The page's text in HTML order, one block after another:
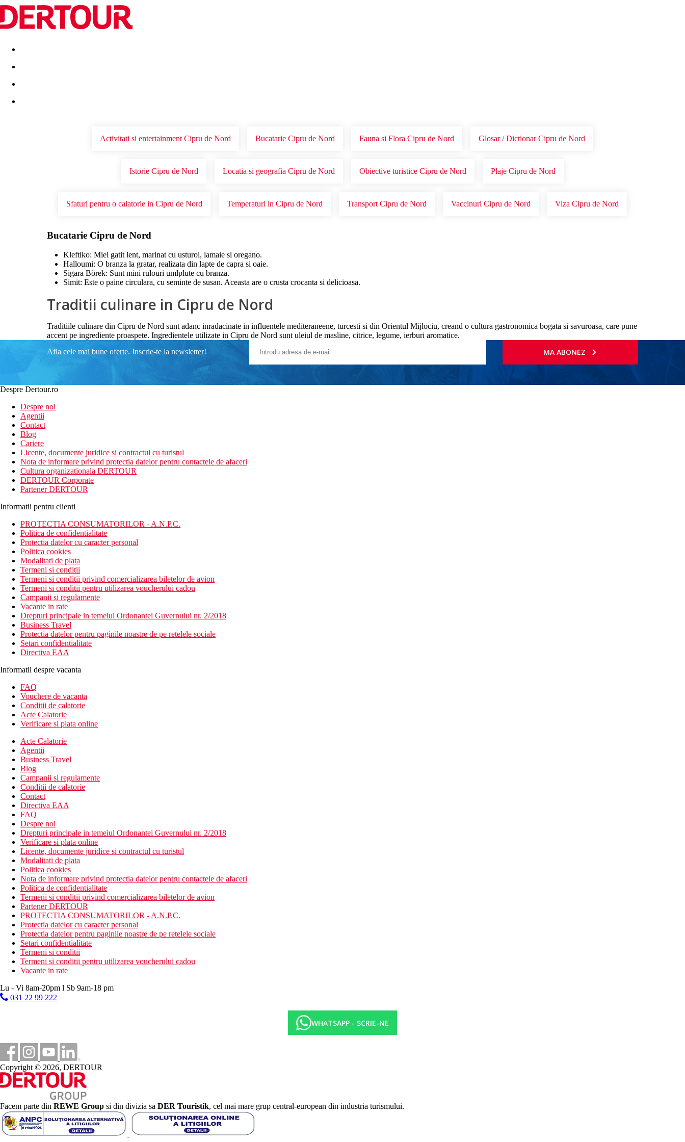
Destinatii Vacanta perfecta OFERTE DE NERATAT
Activitati si entertainment Cipru de Nord Bucatarie Cipru de Nord Fauna si Flora Cipru de Nord Glosar / Dictionar Cipru de Nord
Istorie Cipru de Nord Locatia si geografia Cipru de Nord Obiective turistice Cipru de Nord Plaje Cipru de Nord
Sfaturi pentru o calatorie in Cipru de Nord Temperaturi in Cipru de Nord Transport Cipru de Nord Vaccinuri Cipru de Nord Viza Cipru de Nord
Bucatarie Cipru de Nord
Kleftiko: Miel gatit lent, marinat cu usturoi, lamaie si oregano.
Halloumi: O branza la gratar, realizata din lapte de capra si oaie.
Sigara Börek: Sunt mini rulouri umlplute cu branza.
Simit: Este o paine circulara, cu seminte de susan. Aceasta are o crusta crocanta si delicioasa.
Traditii culinare in Cipru de Nord
Traditiile culinare din Cipru de Nord sunt adanc inradacinate in influentele mediteraneene, turcesti si din Orientul Mijlociu, creand o cultura gastronomica bogata si savuroasa, care pune
accent pe ingrediente proaspete. Ingredientele utilizate in Cipru de Nord sunt uleiul de masline, citrice, legume, ierburi aromatice.
Afla cele mai bune oferte. Inscrie-te la newsletter!
MA ABONEZ
Despre Dertour.ro
Despre noi
Agentii
Contact
Blog
Cariere
Licente, documente juridice si contractul cu turistul
Nota de informare privind protectia datelor pentru contactele de afaceri
Cultura organizationala DERTOUR
DERTOUR Corporate
Partener DERTOUR
Informatii pentru clienti
PROTECTIA CONSUMATORILOR - A.N.P.C.
Politica de confidentialitate
Protectia datelor cu caracter personal
Politica cookies
Modalitati de plata
Termeni si conditii
Termeni si conditii privind comercializarea biletelor de avion
Termeni si conditii pentru utilizarea voucherului cadou
Campanii si regulamente
Vacante in rate
Drepturi principale in temeiul Ordonantei Guvernului nr. 2/2018
Business Travel
Protectia datelor pentru paginile noastre de pe retelele sociale
Setari confidentialitate
Directiva EAA
Informatii despre vacanta
FAQ
Vouchere de vacanta
Conditii de calatorie
Acte Calatorie
Verificare si plata online
Acte Calatorie
Agentii
Business Travel
Blog
Campanii si regulamente
Conditii de calatorie
Contact
Directiva EAA
FAQ
Despre noi
Drepturi principale in temeiul Ordonantei Guvernului nr. 2/2018
Verificare si plata online
Licente, documente juridice si contractul cu turistul
Modalitati de plata
Politica cookies
Nota de informare privind protectia datelor pentru contactele de afaceri
Politica de confidentialitate
Termeni si conditii privind comercializarea biletelor de avion
Partener DERTOUR
PROTECTIA CONSUMATORILOR - A.N.P.C.
Protectia datelor cu caracter personal
Protectia datelor pentru paginile noastre de pe retelele sociale
Setari confidentialitate
Termeni si conditii
Termeni si conditii pentru utilizarea voucherului cadou
Vacante in rate
Lu - Vi 8am-20pm l Sb 9am-18 pm
031 22 99 222
WHATSAPP - SCRIE-NE
Copyright © 2026, DERTOUR
Facem parte din REWE Group si din divizia sa DER Touristik, cel mai mare grup central-european din industria turismului.